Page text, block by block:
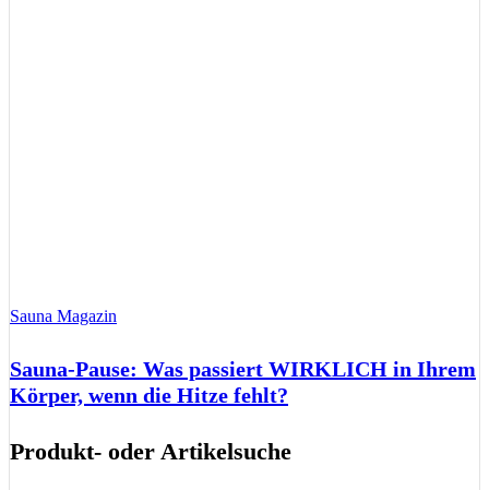
Sauna Magazin
Sauna-Pause: Was passiert WIRKLICH in Ihrem
Körper, wenn die Hitze fehlt?
Produkt- oder Artikelsuche